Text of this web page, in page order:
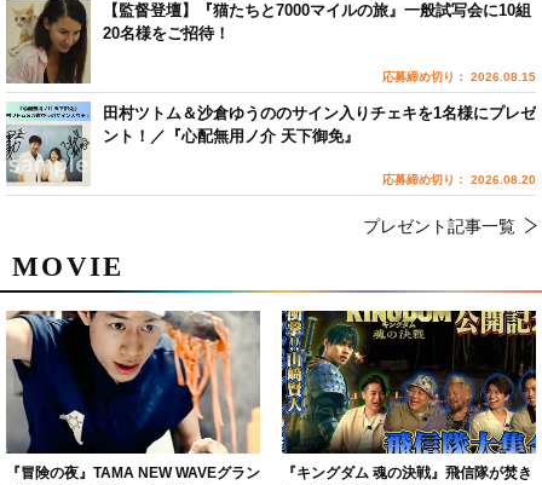
MOVIE
『冒険の夜』TAMA NEW WAVEグラン
『キングダム 魂の決戦』飛信隊が焚き
【監督登壇】『猫たちと7000マイルの旅』一般試写会に10組
20名様をご招待！
応募締め切り： 2026.08.15
田村ツトム＆沙倉ゆうののサイン入りチェキを1名様にプレゼ
ント！／『心配無用ノ介 天下御免』
応募締め切り： 2026.08.20
プレゼント記事一覧